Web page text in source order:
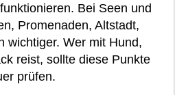
Bei Seen und
Promenaden, Altstadt,
wichtiger. Wer mit Hund,
reist, sollte diese Punkte
prüfen.